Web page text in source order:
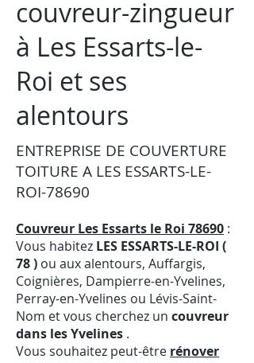
couvreur-zingueur
à Les Essarts-le-
Roi et ses
alentours
ENTREPRISE DE COUVERTURE
TOITURE A LES ESSARTS-LE-
ROI-78690
Couvreur Les Essarts le Roi 78690 :
Vous habitez LES ESSARTS-LE-ROI (
78 ) ou aux alentours, Auffargis,
Coignières, Dampierre-en-Yvelines,
Perray-en-Yvelines ou Lévis-Saint-
Nom et vous cherchez un couvreur
dans les Yvelines .
Vous souhaitez peut-être rénover